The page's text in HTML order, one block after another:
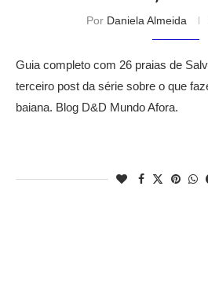
Por Daniela Almeida
Guia completo com 26 praias de
terceiro post da série sobre o que
baiana. Blog D&D Mundo Afora.